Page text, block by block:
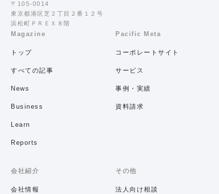
〒105-0014
東京都港区芝２丁目２番１２号
浜松町ＰＲＥＸ８階
Magazine
トップ
すべての記事
News
Business
Learn
Reports
Pacific Meta
コーポレートサイト
サービス
事例・実績
資料請求
会社紹介
会社情報
その他
法人向け相談